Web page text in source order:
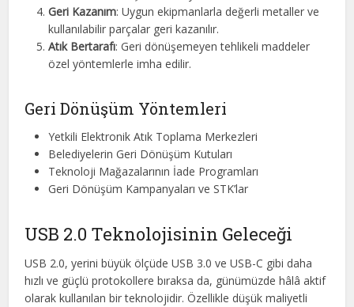
Geri Kazanım: Uygun ekipmanlarla değerli metaller ve
kullanılabilir parçalar geri kazanılır.
Atık Bertarafı: Geri dönüşemeyen tehlikeli maddeler
özel yöntemlerle imha edilir.
Geri Dönüşüm Yöntemleri
Yetkili Elektronik Atık Toplama Merkezleri
Belediyelerin Geri Dönüşüm Kutuları
Teknoloji Mağazalarının İade Programları
Geri Dönüşüm Kampanyaları ve STK’lar
USB 2.0 Teknolojisinin Geleceği
USB 2.0, yerini büyük ölçüde USB 3.0 ve USB-C gibi daha
hızlı ve güçlü protokollere bıraksa da, günümüzde hâlâ aktif
olarak kullanılan bir teknolojidir. Özellikle düşük maliyetli